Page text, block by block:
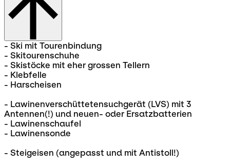
- Ski mit Tourenbindung
- Skitourenschuhe
- Skistöcke mit eher grossen Tellern
- Klebfelle
- Harscheisen
- Lawinenverschüttetensuchgerät (LVS) mit 3
Antennen(!) und neuen- oder Ersatzbatterien
- Lawinenschaufel
- Lawinensonde
- Steigeisen (angepasst und mit Antistoll!)